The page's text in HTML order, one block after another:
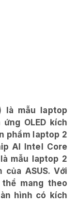
là mẫu laptop
OLED kích
phẩm laptop 2
AI Intel Core
mẫu laptop 2
ASUS. Với
thể mang theo
hình có kích